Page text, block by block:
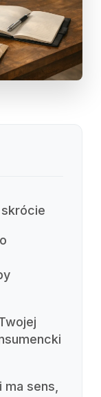
ma sens,